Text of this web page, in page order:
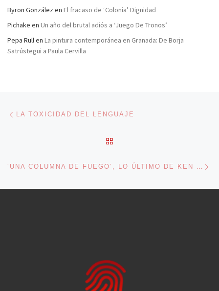
Byron González en El fracaso de ‘Colonia’ Dignidad
Pichake en Un año del brutal adiós a ‘Juego De Tronos’
Pepa Rullen La pintura contemporánea en Granada: De Borja
Satrústegui a Paula Cervilla
Navegación de entradas
LA TOXICIDAD DEL LENGUAJE